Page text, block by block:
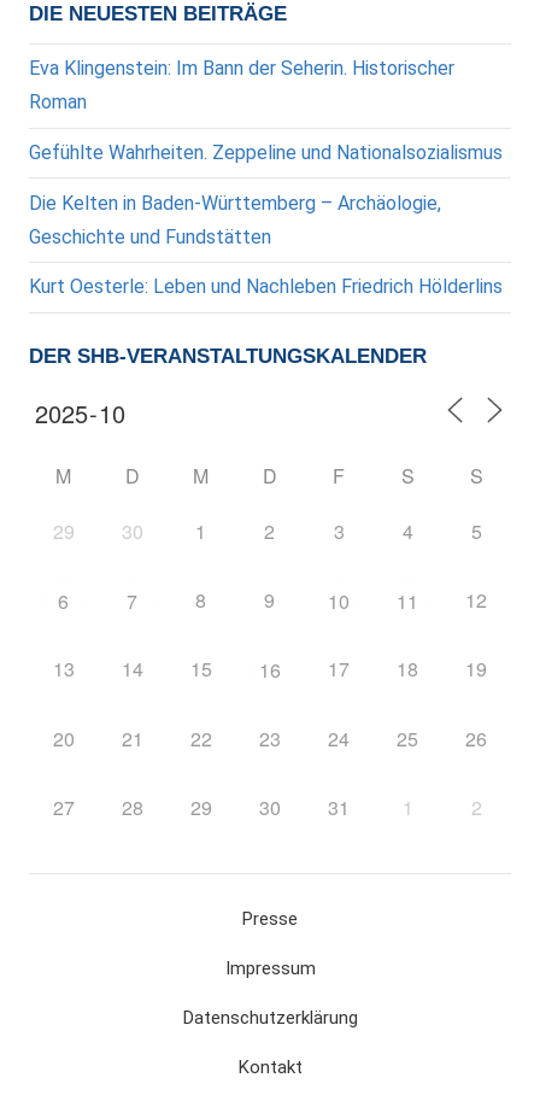
Beiträge
DIE NEUESTEN BEITRÄGE
Eva Klingenstein: Im Bann der Seherin. Historischer
Roman
Gefühlte Wahrheiten. Zeppeline und Nationalsozialismus
Die Kelten in Baden-Württemberg – Archäologie,
Geschichte und Fundstätten
Kurt Oesterle: Leben und Nachleben Friedrich Hölderlins
DER SHB-VERANSTALTUNGSKALENDER
M D M D F S S
29 30 1 2 3 4 5
6 7 8 9 10 11 12
13 14 15 16 17 18 19
20 21 22 23 24 25 26
27 28 29 30 31 1 2
Presse
Impressum
Datenschutzerklärung
Kontakt